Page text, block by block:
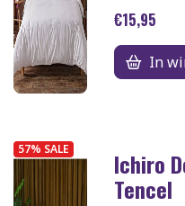
€15,95
In
57% SALE Ichiro
Tencel